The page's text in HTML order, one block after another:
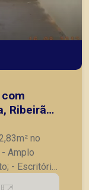
Ribeirão
no
- Escritório;
com